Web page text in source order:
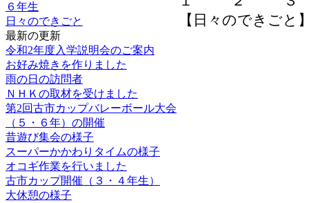
６年生
日々のできごと
最新の更新
令和2年度入学説明会のご案内
お好み焼きを作りました
雨の日の訪問者
ＮＨＫの取材を受けました
第2回古市カップバレーボール大会
（５・６年）の開催
昔遊び集会の様子
スーパーかかわりタイムの様子
オコギ作業を行いました
古市カップ開催（３・４年生）
大休憩の様子
【日々のできごと